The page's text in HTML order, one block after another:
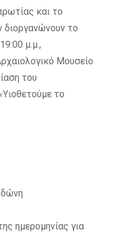
και το
διοργανώνουν το
μ.μ.,
Μουσείο
του
το
ημερομηνίας για